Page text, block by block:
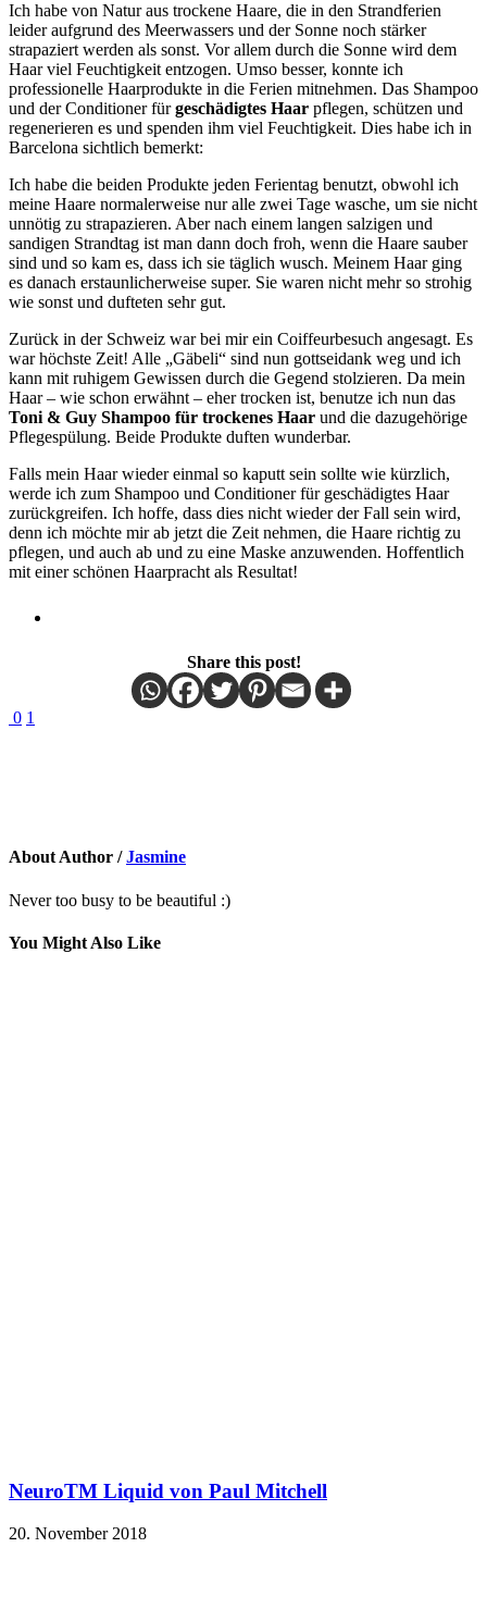
Ich habe von Natur aus trockene Haare, die in den Strandferien
leider aufgrund des Meerwassers und der Sonne noch stärker
strapaziert werden als sonst. Vor allem durch die Sonne wird dem
Haar viel Feuchtigkeit entzogen. Umso besser, konnte ich
professionelle Haarprodukte in die Ferien mitnehmen. Das Shampoo
und der Conditioner fürgeschädigtes Haar pflegen, schützen und
regenerieren es und spenden ihm viel Feuchtigkeit. Dies habe ich in
Barcelona sichtlich bemerkt:
Ich habe die beiden Produkte jeden Ferientag benutzt, obwohl ich
meine Haare normalerweise nur alle zwei Tage wasche, um sie nicht
unnötig zu strapazieren. Aber nach einem langen salzigen und
sandigen Strandtag ist man dann doch froh, wenn die Haare sauber
sind und so kam es, dass ich sie täglich wusch. Meinem Haar ging
es danach erstaunlicherweise super. Sie waren nicht mehr so strohig
wie sonst und dufteten sehr gut.
Zurück in der Schweiz war bei mir ein Coiffeurbesuch angesagt. Es
war höchste Zeit! Alle „Gäbeli“ sind nun gottseidank weg und ich
kann mit ruhigem Gewissen durch die Gegend stolzieren. Da mein
Haar – wie schon erwähnt – eher trocken ist, benutze ich nun das
Toni & Guy Shampoo für trockenes Haar und die dazugehörige
Pflegespülung. Beide Produkte duften wunderbar.
Falls mein Haar wieder einmal so kaputt sein sollte wie kürzlich,
werde ich zum Shampoo und Conditioner für geschädigtes Haar
zurückgreifen. Ich hoffe, dass dies nicht wieder der Fall sein wird,
denn ich möchte mir ab jetzt die Zeit nehmen, die Haare richtig zu
pflegen, und auch ab und zu eine Maske anzuwenden. Hoffentlich
mit einer schönen Haarpracht als Resultat!
Share this post!
0 1
About Author /Jasmine
Never too busy to be beautiful :)
You Might Also Like
NeuroTM Liquid von Paul Mitchell
20. November 2018